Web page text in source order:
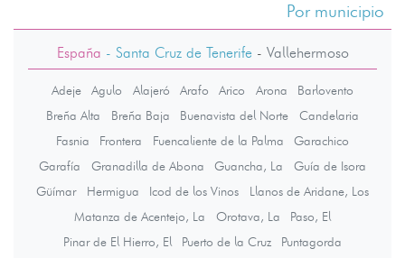
Por municipio
España - Santa Cruz de Tenerife- Vallehermoso
Adeje Agulo Alajeró Arafo Arico Arona
Barlovento
Breña Alta
Breña Baja Buenavista del Norte
Candelaria
Fasnia
Frontera Fuencaliente de la Palma
Garachico
Garafía
Granadilla de Abona Guancha, La
Guía de Isora
Güímar
Hermigua Icod de los Vinos
Llanos de Aridane, Los
Matanza de Acentejo, La
Orotava, La
Paso, El
Pinar de El Hierro, El
Puerto de la Cruz
Puntagorda